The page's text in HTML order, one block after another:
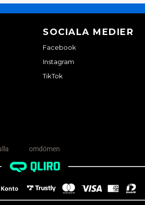
SOCIALA MEDIER
Facebook
Instagram
TikTok